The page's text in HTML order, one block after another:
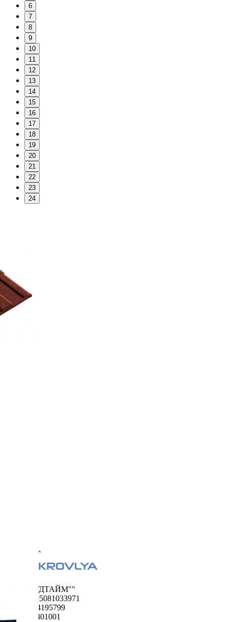
6
7
8
9
10
11
12
13
14
15
16
17
18
19
20
21
22
23
24
ООО "ФУДТАЙМ""
ОГРН 1195081033971
ИНН 5024195799
КПП 502401001